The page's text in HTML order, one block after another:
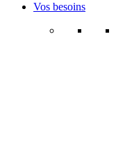
Vos besoins